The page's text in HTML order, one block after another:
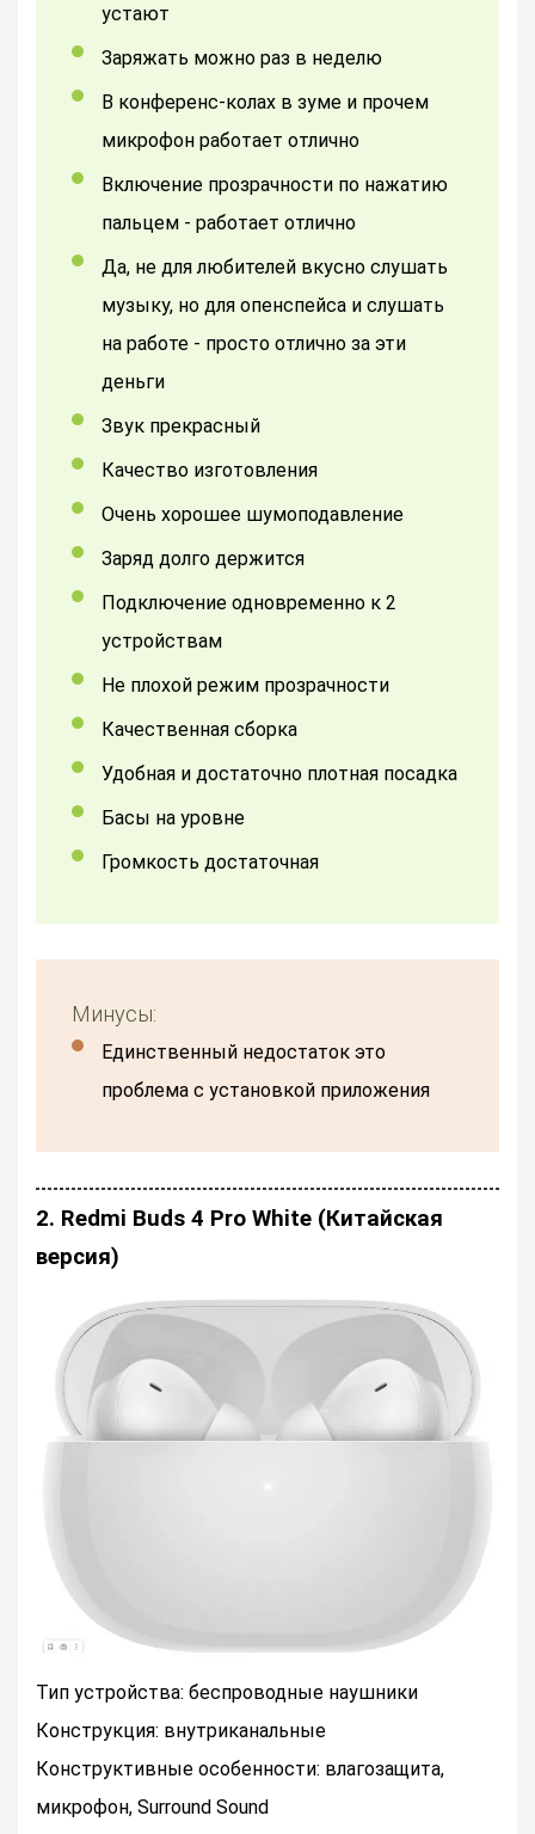
устают
Заряжать можно раз в неделю
В конференс-колах в зуме и прочем
микрофон работает отлично
Включение прозрачности по нажатию
пальцем - работает отлично
Да, не для любителей вкусно слушать
музыку, но для опенспейса и слушать
на работе - просто отлично за эти
деньги
звук прекрасный
качество изготовления
очень хорошее шумоподавление
заряд долго держится
Подключение одновременно к 2
устройствам
Не плохой режим прозрачности
качественная сборка
удобная и достаточно плотная посадка
басы на уровне
громкость достаточная
Минусы:
Единственный недостаток это
проблема с установкой приложения
2. Redmi Buds 4 Pro White (Китайская
версия)
Тип устройства: беспроводные наушники
Конструкция: внутриканальные
Конструктивные особенности: влагозащита,
микрофон, Surround Sound